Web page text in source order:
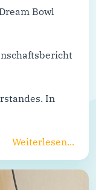
Bowl
In
Weiterlesen...